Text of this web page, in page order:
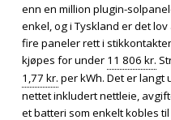
enn en million plugin-
enkel, og i Tyskland er det
fire paneler rett i
kjøpes for under 11 806 kr.
1,77 kr. per kWh. Det er langt
nettet inkludert nettleie,
et batteri som enkelt kobles